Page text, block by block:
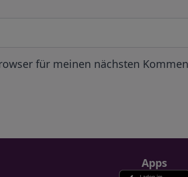
für meinen nächsten
Apps